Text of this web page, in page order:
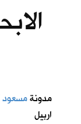
مدونةمسعود
اربيل